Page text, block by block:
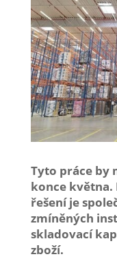
Tyto práce by
konce května.
řešení je
zmíněných
skladovací
zboží.